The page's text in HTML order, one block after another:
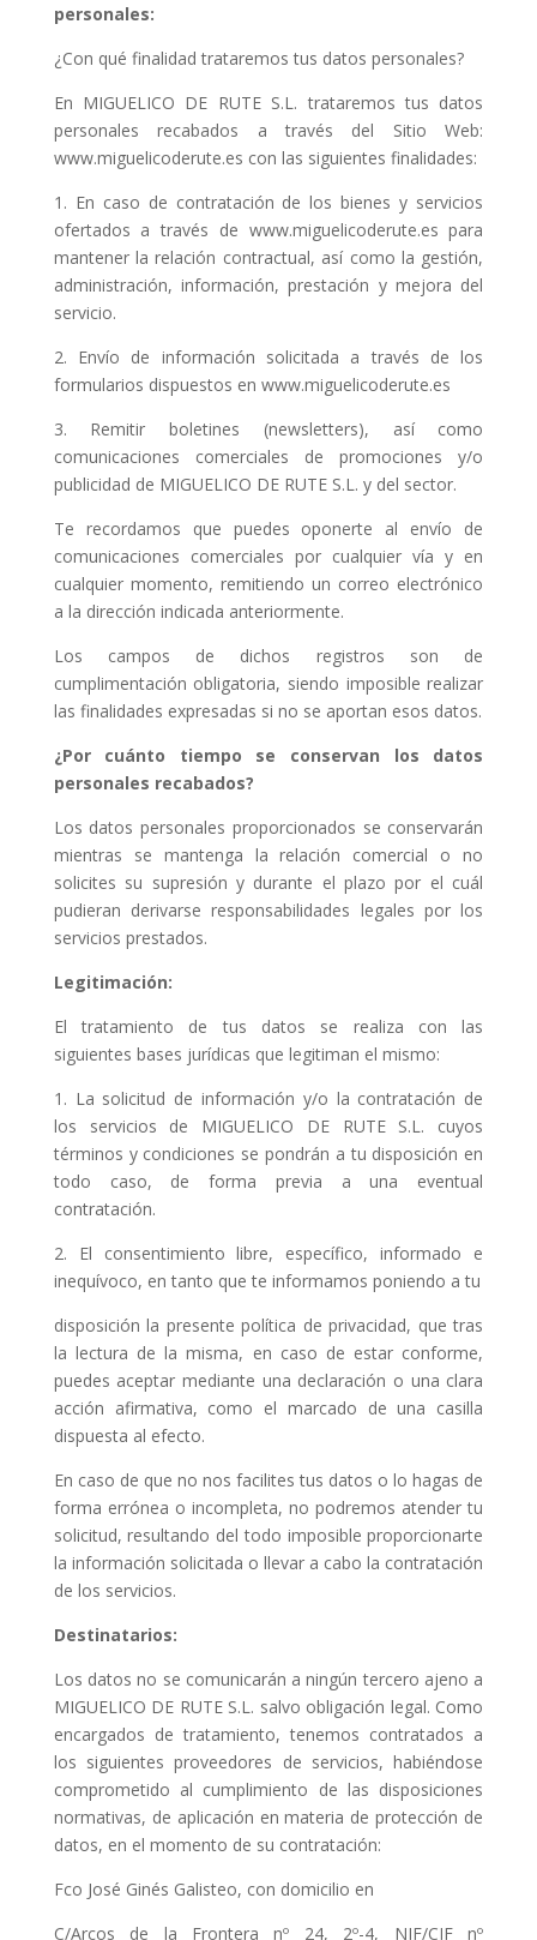
personales:
¿Con qué finalidad trataremos tus datos personales?
En MIGUELICO DE RUTE S.L. trataremos tus datos
personales recabados a través del Sitio Web:
www.miguelicoderute.es con las siguientes finalidades:
1. En caso de contratación de los bienes y servicios
ofertados a través de www.miguelicoderute.es para
mantener la relación contractual, así como la gestión,
administración, información, prestación y mejora del
servicio.
2. Envío de información solicitada a través de los
formularios dispuestos en www.miguelicoderute.es
3. Remitir boletines (newsletters), así como
comunicaciones comerciales de promociones y/o
publicidad de MIGUELICO DE RUTE S.L. y del sector.
Te recordamos que puedes oponerte al envío de
comunicaciones comerciales por cualquier vía y en
cualquier momento, remitiendo un correo electrónico
a la dirección indicada anteriormente.
Los campos de dichos registros son de
cumplimentación obligatoria, siendo imposible realizar
las finalidades expresadas si no se aportan esos datos.
¿Por cuánto tiempo se conservan los datos
personales recabados?
Los datos personales proporcionados se conservarán
mientras se mantenga la relación comercial o no
solicites su supresión y durante el plazo por el cuál
pudieran derivarse responsabilidades legales por los
servicios prestados.
Legitimación:
El tratamiento de tus datos se realiza con las
siguientes bases jurídicas que legitiman el mismo:
1. La solicitud de información y/o la contratación de
los servicios de MIGUELICO DE RUTE S.L. cuyos
términos y condiciones se pondrán a tu disposición en
todo caso, de forma previa a una eventual
contratación.
2. El consentimiento libre, específico, informado e
inequívoco, en tanto que te informamos poniendo a tu
disposición la presente política de privacidad, que tras
la lectura de la misma, en caso de estar conforme,
puedes aceptar mediante una declaración o una clara
acción afirmativa, como el marcado de una casilla
dispuesta al efecto.
En caso de que no nos facilites tus datos o lo hagas de
forma errónea o incompleta, no podremos atender tu
solicitud, resultando del todo imposible proporcionarte
la información solicitada o llevar a cabo la contratación
de los servicios.
Destinatarios:
Los datos no se comunicarán a ningún tercero ajeno a
MIGUELICO DE RUTE S.L. salvo obligación legal. Como
encargados de tratamiento, tenemos contratados a
los siguientes proveedores de servicios, habiéndose
comprometido al cumplimiento de las disposiciones
normativas, de aplicación en materia de protección de
datos, en el momento de su contratación:
Fco José Ginés Galisteo, con domicilio en
C/Arcos de la Frontera nº 24, 2º-4, NIF/CIF nº